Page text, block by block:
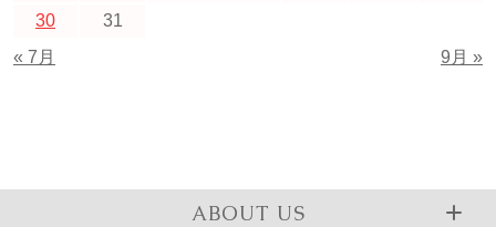
« 7月 9月 »
30
31
ABOUT US